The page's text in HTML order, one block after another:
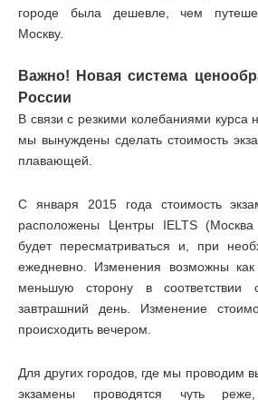
городе была дешевле, чем
Москву.
Важно! Новая система
России
В связи с резкими колебаниями курса
мы вынуждены сделать стоимость
плавающей.
С января 2015 года стоимость
расположены Центры IELTS (Москва
будет пересматриваться и, при
ежедневно. Изменения возможны
меньшую сторону в
завтрашний день. Изменение
происходить вечером.
Для других городов, где мы проводим
экзамены проводятся чуть